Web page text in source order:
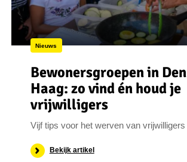
Nieuws
Bewonersgroepen in Den
Haag: zo vind én houd je
vrijwilligers
Vijf tips voor het werven van vrijwilligers
Bekijk artikel